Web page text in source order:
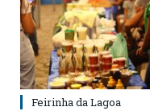
Feirinha da Lagoa